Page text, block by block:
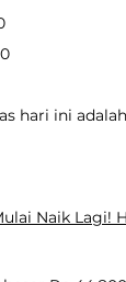
hari ini
Naik Lagi!